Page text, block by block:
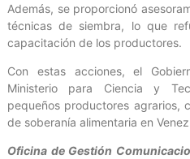
Además, se proporcionó
técnicas de siembra, lo que
capacitación de los productores.
Con estas acciones, el
Ministerio para Ciencia y
pequeños productores agrarios,
de soberanía alimentaria en
Oficina de Gestión